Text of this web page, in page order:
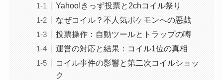
Yahoo!きっず投票と2chコイル祭り
なぜコイル？不人気ポケモンへの悪戯
投票操作：自動ツールとトラップの噂
運営の対応と結果：コイル1位の真相
コイル事件の影響と第二次コイルショッ
ク